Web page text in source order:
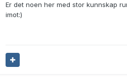
Er det noen her med stor kunnskap
imot:)